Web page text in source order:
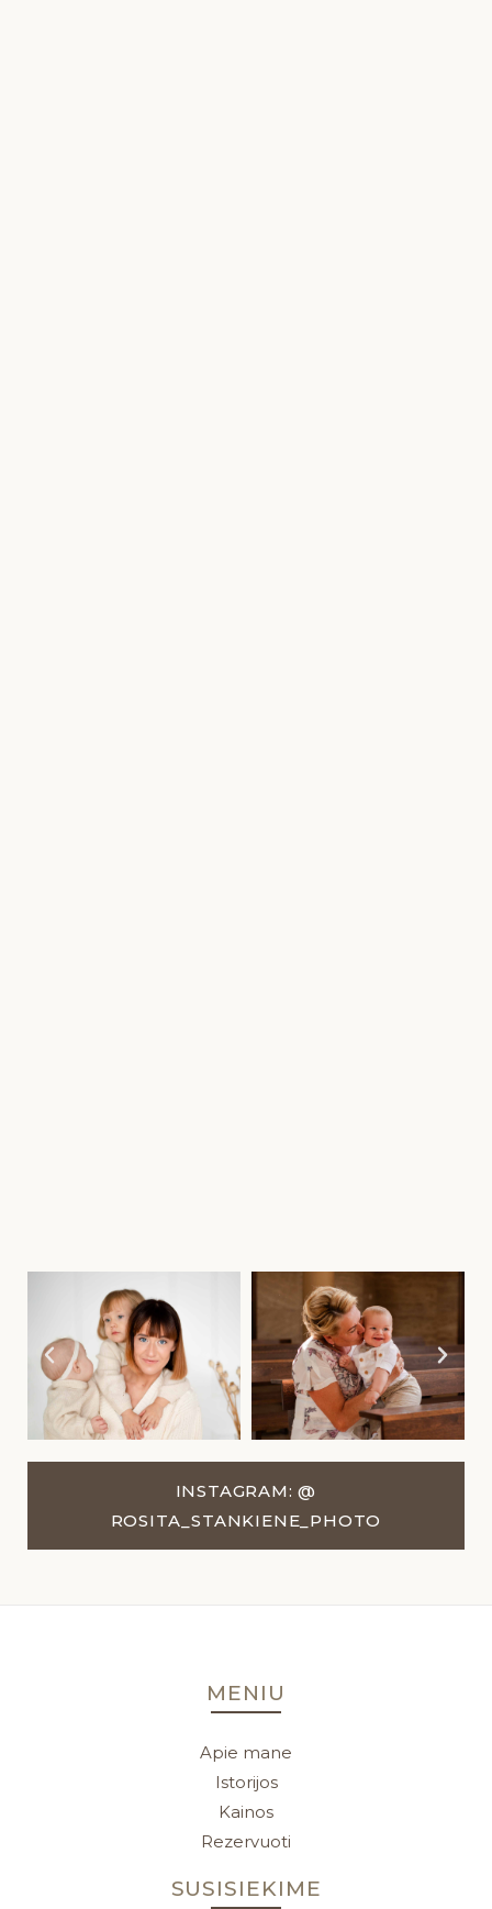
INSTAGRAM: @
ROSITA_STANKIENE_PHOTO
MENIU
Apie mane
Istorijos
Kainos
Rezervuoti
SUSISIEKIME